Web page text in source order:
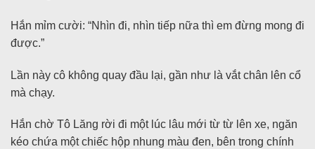
Hắn mỉm cười: “Nhìn đi, nhìn tiếp nữa thì em đừng mong đi
được.”
Lần này cô không quay đầu lại, gần như là vắt chân lên cổ
mà chạy.
Hắn chờ Tô Lăng rời đi một lúc lâu mới từ từ lên xe, ngăn
kéo chứa một chiếc hộp nhung màu đen, bên trong chính